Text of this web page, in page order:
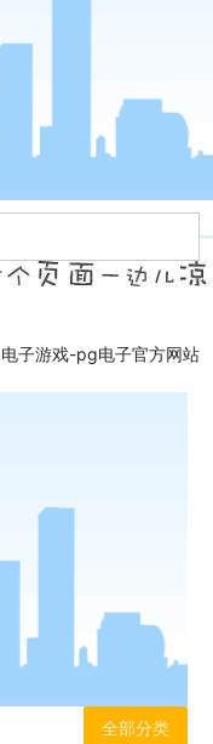
子游戏-pg电子官方网站
全部分类